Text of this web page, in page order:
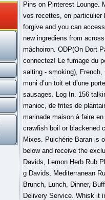
Pins on Pinterest Lounge.
vos recettes, en
forgive and you can
new ingrediens from
mâchoiron. ODP(On Dort
connectez! Le fumage du
salting - smoking), French,
muni d’un toit et d’une
sausages. Log In. 156
manioc, de frites de
marinade maison à faire
crawfish boil or blackened
Mixes. Pulchérie Baran is
below and receive the
Davids, Lemon Herb Rub
g Davids, Mediterranean
Brunch, Lunch, Dinner,
Delivery Service. Whisk it